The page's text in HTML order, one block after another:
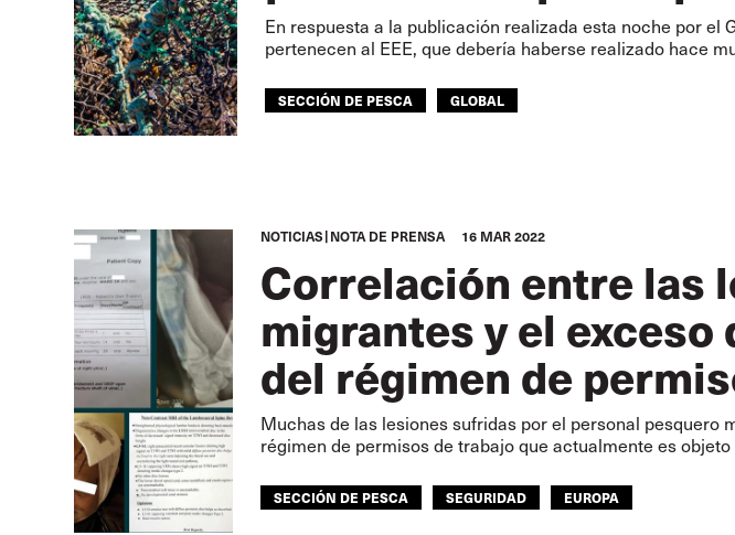
En respuesta a la publicación realizada esta noche por
pertenecen al EEE, que debería haberse realizado hace
SECCIÓN DE PESCA GLOBAL
NOTICIAS NOTA DE PRENSA 16 MAR 2022
Correlación entre las
migrantes y el exceso
del régimen de
Muchas de las lesiones sufridas por el personal pesquero
régimen de permisos de trabajo que actualmente es objeto
SECCIÓN DE PESCA SEGURIDAD EUROPA